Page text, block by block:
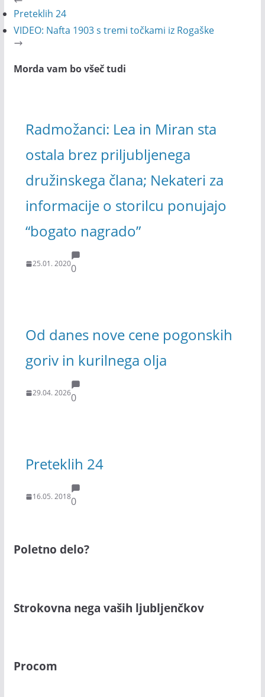
Preteklih 24
VIDEO: Nafta 1903 s tremi točkami iz Rogaške
Morda vam bo všeč tudi
Radmožanci: Lea in Miran sta
ostala brez priljubljenega
družinskega člana; Nekateri za
informacije o storilcu ponujajo
“bogato nagrado”
25.01. 20200
Od danes nove cene pogonskih
goriv in kurilnega olja
29.04. 20260
Preteklih 24
16.05. 20180
Poletno delo?
Strokovna nega vaših ljubljenčkov
Procom